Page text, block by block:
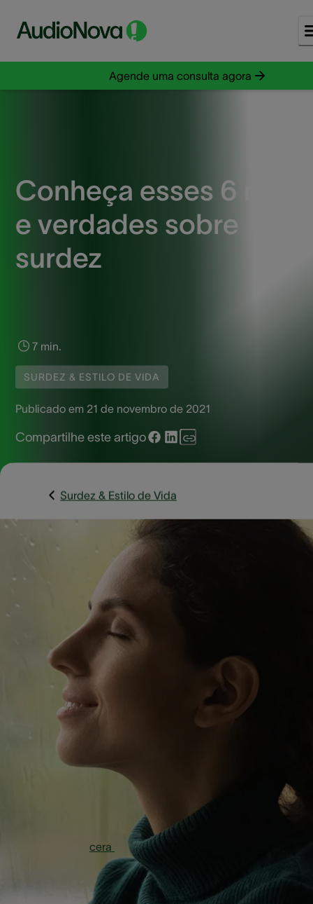
Agende uma consulta agora
Conheça esses 6
e verdades sobre
surdez
7 min.
SURDEZ & ESTILO DE VIDA
Publicado em 21 de novembro de 2021
Compartilhe este artigo
Surdez & Estilo de Vida
A surdez é cercada por muitos mitos e verdades que
impactar a forma como a sociedade percebe e interage
pessoas surdas. Compreender esses equívocos é
fundamental para promover a inclusão e desmistificar
preconceitos. Neste contexto, é importante separar fatos
ficção para apoiar melhor aqueles que enfrentam desafios
auditivos. Por isso, separamos aqui alguns mitos e
sobre surdez. Confira!
1. Cera de ouvido em
excesso pode causar
algum tipo de surdez
cera
quando fica acumulada em grande
quantidade dentro do ouvido, causa o que os médicos
identificam como “rolha de cera”. Ou seja, uma barreira de
cerume que impede o som de chegar ao tímpano.